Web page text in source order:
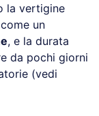
la vertigine
un
, e la durata
da pochi giorni
(vedi